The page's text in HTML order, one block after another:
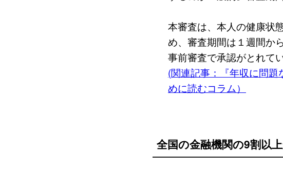
本審査は、本人の健康状
め、審査期間は１週間か
事前審査で承認がとれて
(関連記事：『年収に問
めに読むコラム）
全国の金融機関の9割以